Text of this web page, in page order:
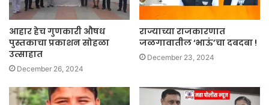
आहार हेच गुणकारी औषध
पुस्तकाचा प्रकाशन सोहळा
उत्साहात
December 26, 2024
राज्याच्या राजकारणात
जळगावातील ‘भाऊं’चा दबदबा !
December 23, 2024